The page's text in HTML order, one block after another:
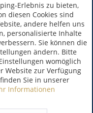
Erlebnis zu bieten,
diesen Cookies sind
andere helfen uns
personalisierte Inhalte
Sie können die
ändern. Bitte
womöglich
Website zur Verfügung
Sie in unserer
Informationen